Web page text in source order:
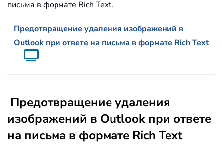
письма в формате Rich Text.
Предотвращение удаления изображений в
Outlook при ответе на письма в формате Rich Text
Предотвращение удаления
изображений в Outlook при ответе
на письма в формате Rich Text